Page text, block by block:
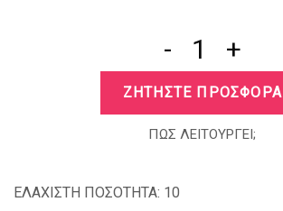
- +
ΖΗΤΗΣΤΕ ΠΡΟΣΦΟΡΑ
ΠΩΣ ΛΕΙΤΟΥΡΓΕΙ;
ΕΛΑΧΙΣΤΗ ΠΟΣΟΤΗΤΑ: 10